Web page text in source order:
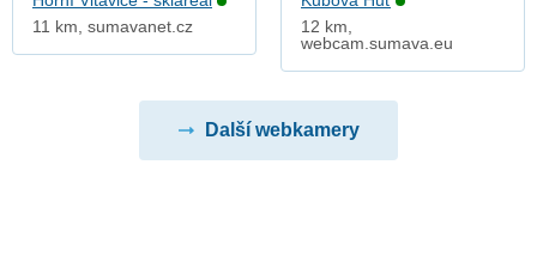
11 km, sumavanet.cz
12 km,
webcam.sumava.eu
Další webkamery